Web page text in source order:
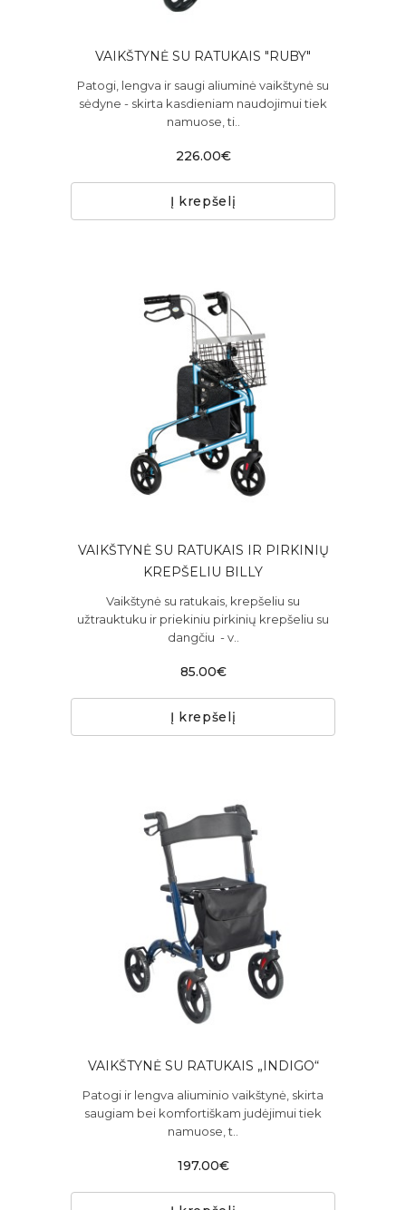
VAIKŠTYNĖ SU RATUKAIS "RUBY"
Patogi, lengva ir saugi aliuminė vaikštynė su
sėdyne - skirta kasdieniam naudojimui tiek
namuose, ti..
226.00€
Į krepšelį
VAIKŠTYNĖ SU RATUKAIS IR PIRKINIŲ
KREPŠELIU BILLY
Vaikštynė su ratukais, krepšeliu su
užtrauktuku ir priekiniu pirkinių krepšeliu su
dangčiu - v..
85.00€
Į krepšelį
VAIKŠTYNĖ SU RATUKAIS „INDIGO“
Patogi ir lengva aliuminio vaikštynė, skirta
saugiam bei komfortiškam judėjimui tiek
namuose, t..
197.00€